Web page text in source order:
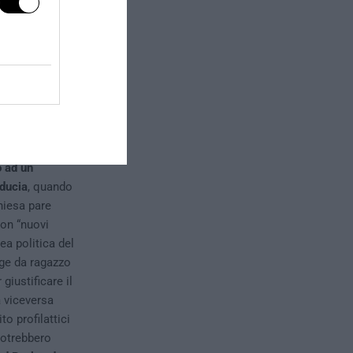
nostri
il
singolo
che
ad un
, quando
pare
“nuovi
politica del
da ragazzo
il
profilattici